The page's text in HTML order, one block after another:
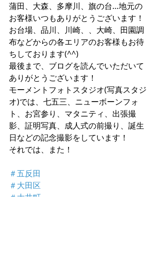
蒲田、大森、多摩川、旗の台…地元の
お客様いつもありがとうございます！
お台場、品川、川崎、、大崎、田園調
布などからの各エリアのお客様もお待
ちしております(^^)
最後まで、ブログを読んでいただいて
ありがとうございます！
モーメントフォトスタジオ(写真スタジ
オ)では、七五三、ニューボーンフォ
ト、お宮参り、マタニティ、出張撮
影、証明写真、成人式の前撮り、誕生
日などの記念撮影をしています！
それでは、また！
＃五反田
＃大田区
＃大井町